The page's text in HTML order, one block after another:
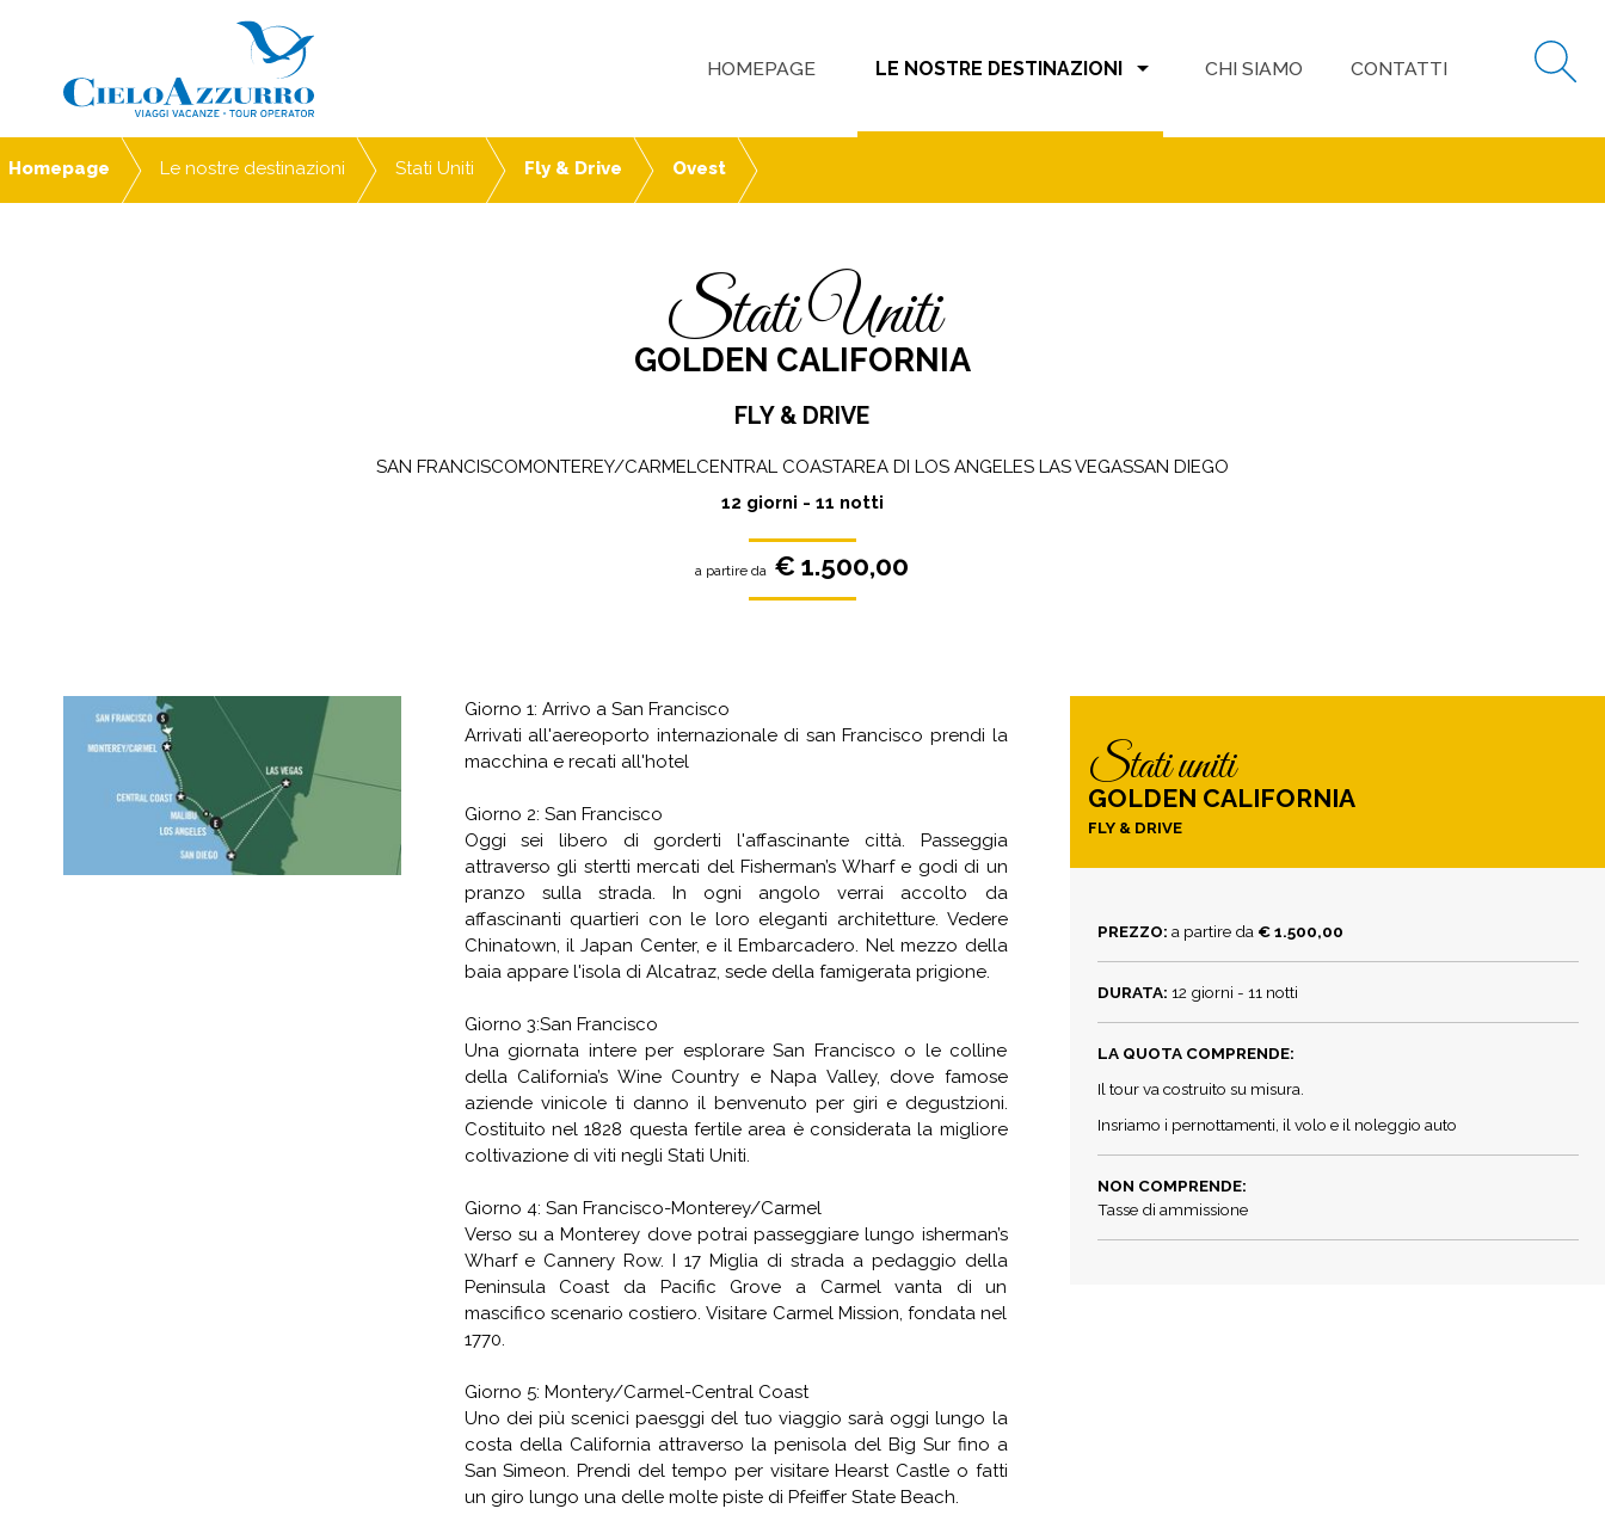
HOMEPAGE LE NOSTRE DESTINAZIONI arrow_drop_down CHI SIAMO CONTATTI
Homepage Le nostre destinazioni Stati Uniti Fly & Drive Ovest
Stati Uniti
GOLDEN CALIFORNIA
FLY & DRIVE
SAN FRANCISCOMONTEREY/CARMELCENTRAL COASTAREA DI LOS ANGELES LAS VEGASSAN DIEGO
12 giorni - 11 notti
a partire da € 1.500,00
Giorno 1: Arrivo a San Francisco
Arrivati all'aereoporto internazionale di san Francisco prendi la
macchina e recati all'hotel
Giorno 2: San Francisco
Oggi sei libero di gorderti l'affascinante città. Passeggia
attraverso gli stertti mercati del Fisherman’s Wharf e godi di un
pranzo sulla strada. In ogni angolo verrai accolto da
affascinanti quartieri con le loro eleganti architetture. Vedere
Chinatown, il Japan Center, e il Embarcadero. Nel mezzo della
baia appare l'isola di Alcatraz, sede della famigerata prigione.
Giorno 3:San Francisco
Una giornata intere per esplorare San Francisco o le colline
della California’s Wine Country e Napa Valley, dove famose
aziende vinicole ti danno il benvenuto per giri e degustzioni.
Costituito nel 1828 questa fertile area è considerata la migliore
coltivazione di viti negli Stati Uniti.
Giorno 4: San Francisco-Monterey/Carmel
Verso su a Monterey dove potrai passeggiare lungo isherman’s
Wharf e Cannery Row. I 17 Miglia di strada a pedaggio della
Peninsula Coast da Pacific Grove a Carmel vanta di un
mascifico scenario costiero. Visitare Carmel Mission, fondata nel
1770.
Giorno 5: Montery/Carmel-Central Coast
Uno dei più scenici paesggi del tuo viaggio sarà oggi lungo la
costa della California attraverso la penisola del Big Sur fino a
San Simeon. Prendi del tempo per visitare Hearst Castle o fatti
un giro lungo una delle molte piste di Pfeiffer State Beach.
stati uniti
GOLDEN CALIFORNIA
FLY & DRIVE
PREZZO: a partire da € 1.500,00
DURATA: 12 giorni - 11 notti
LA QUOTA COMPRENDE:
Il tour va costruito su misura.
Insriamo i pernottamenti, il volo e il noleggio auto
NON COMPRENDE:
Tasse di ammissione